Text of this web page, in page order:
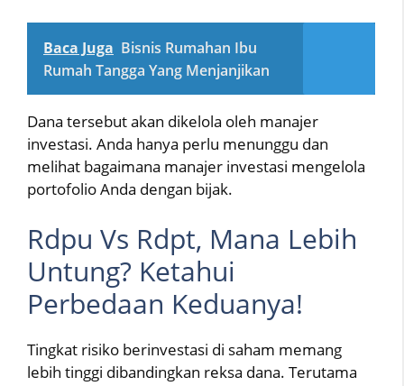
Baca Juga Bisnis Rumahan Ibu
Rumah Tangga Yang Menjanjikan
Dana tersebut akan dikelola oleh manajer
investasi. Anda hanya perlu menunggu dan
melihat bagaimana manajer investasi mengelola
portofolio Anda dengan bijak.
Rdpu Vs Rdpt, Mana Lebih
Untung? Ketahui
Perbedaan Keduanya!
Tingkat risiko berinvestasi di saham memang
lebih tinggi dibandingkan reksa dana. Terutama